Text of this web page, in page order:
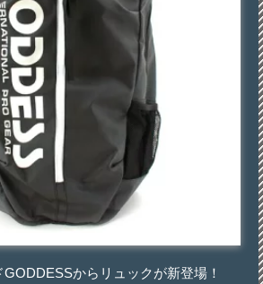
からリュックが新登場！